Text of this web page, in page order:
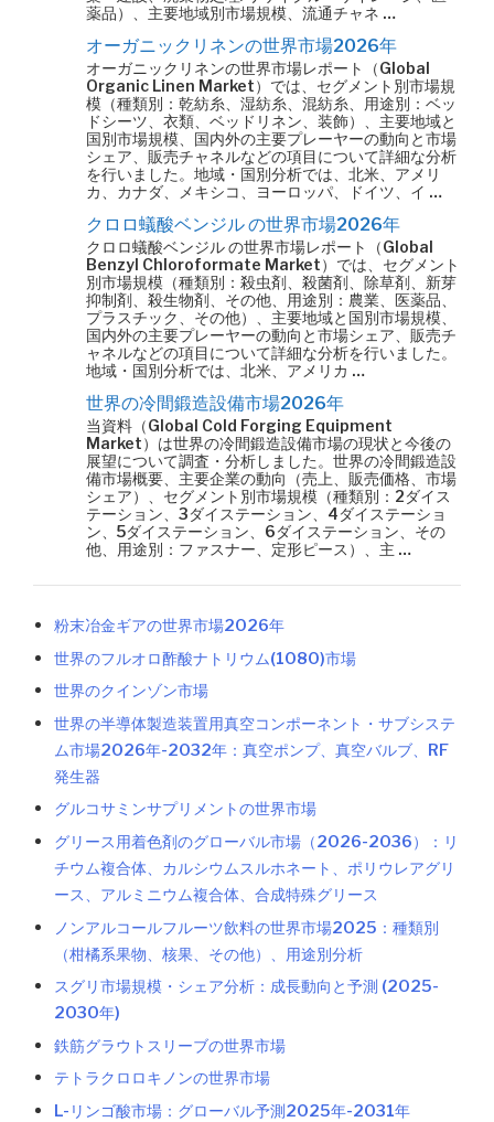
薬品）、主要地域別市場規模、流通チャネ …
オーガニックリネンの世界市場2026年
オーガニックリネンの世界市場レポート（Global
Organic Linen Market）では、セグメント別市場規
模（種類別：乾紡糸、湿紡糸、混紡糸、用途別：ベッ
ドシーツ、衣類、ベッドリネン、装飾）、主要地域と
国別市場規模、国内外の主要プレーヤーの動向と市場
シェア、販売チャネルなどの項目について詳細な分析
を行いました。地域・国別分析では、北米、アメリ
カ、カナダ、メキシコ、ヨーロッパ、ドイツ、イ …
クロロ蟻酸ベンジル の世界市場2026年
クロロ蟻酸ベンジル の世界市場レポート（Global
Benzyl Chloroformate Market）では、セグメント
別市場規模（種類別：殺虫剤、殺菌剤、除草剤、新芽
抑制剤、殺生物剤、その他、用途別：農業、医薬品、
プラスチック、その他）、主要地域と国別市場規模、
国内外の主要プレーヤーの動向と市場シェア、販売チ
ャネルなどの項目について詳細な分析を行いました。
地域・国別分析では、北米、アメリカ …
世界の冷間鍛造設備市場2026年
当資料（Global Cold Forging Equipment
Market）は世界の冷間鍛造設備市場の現状と今後の
展望について調査・分析しました。世界の冷間鍛造設
備市場概要、主要企業の動向（売上、販売価格、市場
シェア）、セグメント別市場規模（種類別：2ダイス
テーション、3ダイステーション、4ダイステーショ
ン、5ダイステーション、6ダイステーション、その
他、用途別：ファスナー、定形ピース）、主 …
粉末冶金ギアの世界市場2026年
世界のフルオロ酢酸ナトリウム(1080)市場
世界のクインゾン市場
世界の半導体製造装置用真空コンポーネント・サブシステ
ム市場2026年-2032年：真空ポンプ、真空バルブ、RF
発生器
グルコサミンサプリメントの世界市場
グリース用着色剤のグローバル市場（2026-2036）：リ
チウム複合体、カルシウムスルホネート、ポリウレアグリ
ース、アルミニウム複合体、合成特殊グリース
ノンアルコールフルーツ飲料の世界市場2025：種類別
（柑橘系果物、核果、その他）、用途別分析
スグリ市場規模・シェア分析：成長動向と予測 (2025-
2030年)
鉄筋グラウトスリーブの世界市場
テトラクロロキノンの世界市場
L-リンゴ酸市場：グローバル予測2025年-2031年